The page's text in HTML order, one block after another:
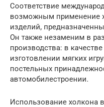
Соответствие
возможным применение
изделий,
Он также незаменим в
производства: в
изготовлении мягких
постельных
автомобилестроении.
Использование холкона